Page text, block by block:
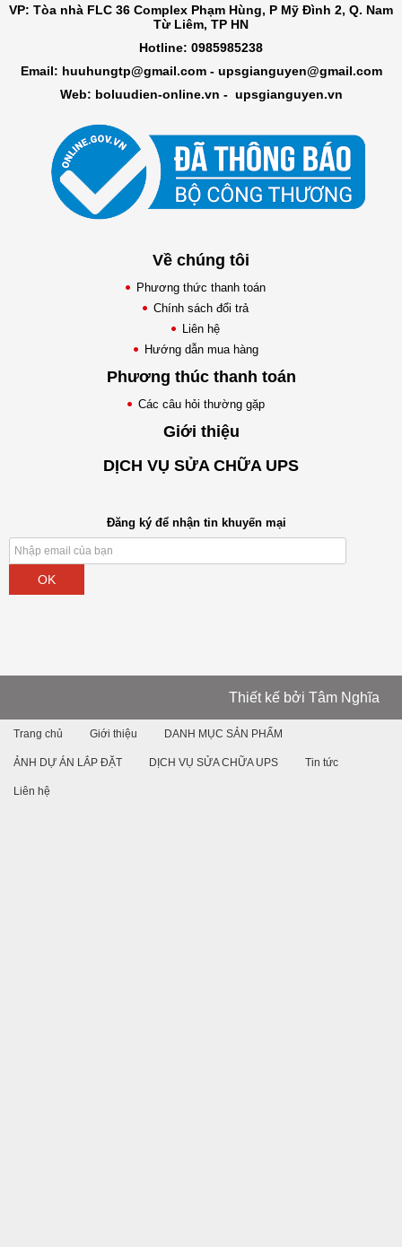
VP: Tòa nhà FLC 36 Complex Phạm Hùng, P Mỹ Đình 2, Q. Nam
Từ Liêm, TP HN
Hotline: 0985985238
Email: huuhungtp@gmail.com - upsgianguyen@gmail.com
Web: boluudien-online.vn - upsgianguyen.vn
Về chúng tôi
Phương thức thanh toán
Chính sách đổi trả
Liên hệ
Hướng dẫn mua hàng
Phương thúc thanh toán
Các câu hỏi thường gặp
Giới thiệu
DỊCH VỤ SỬA CHỮA UPS
Đăng ký để nhận tin khuyến mại
OK
Thiết kế bởi Tâm Nghĩa
Trang chủ Giới thiệu DANH MỤC SẢN PHẨM
ẢNH DỰ ÁN LẮP ĐẶT DỊCH VỤ SỬA CHỮA UPS Tin tức
Liên hệ